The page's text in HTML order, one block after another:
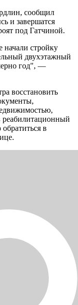
сообщил
и завершатся
под Гатчиной.
стройку
двухэтажный
год", —
восстановить
реабилитационный
в